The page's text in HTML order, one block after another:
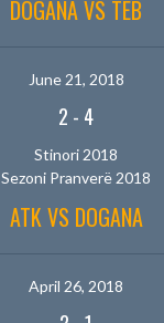
DOGANA VS TEB
June 21, 2018
2 - 4
Stinori 2018
Sezoni Pranverë 2018
ATK VS DOGANA
April 26, 2018